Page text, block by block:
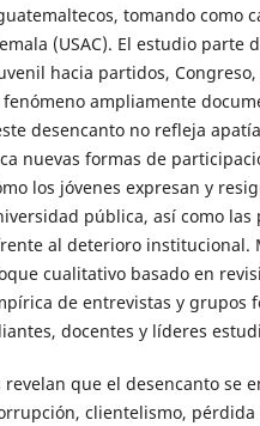
tomando como
(USAC). El estudio parte
hacia partidos,
ampliamente
desencanto no refleja
nuevas formas de
los jóvenes expresan y
pública, así como las
al deterioro institucional.
cualitativo basado en
de entrevistas y grupos
docentes y líderes
revelan que el desencanto se
clientelismo,